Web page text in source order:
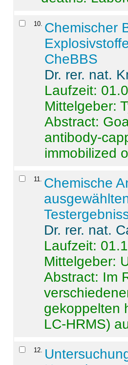
10 Chemischer
CheBBS
Dr. rer. nat.
Laufzeit:
Mittelgeber:
Abstract:
antibody-
immobilized
11
Chemische
Dr. rer. nat.
Laufzeit:
Mittelgeber:
Abstract: Im
gekoppelten
LC-HRMS)
12